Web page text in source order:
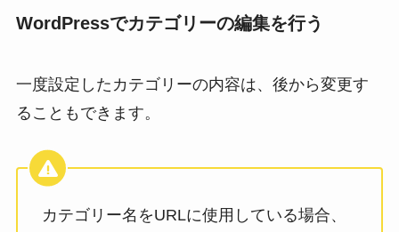
WordPressでカテゴリーの編集を行う
一度設定したカテゴリーの内容は、後から変更す
ることもできます。
カテゴリー名をURLに使用している場合、